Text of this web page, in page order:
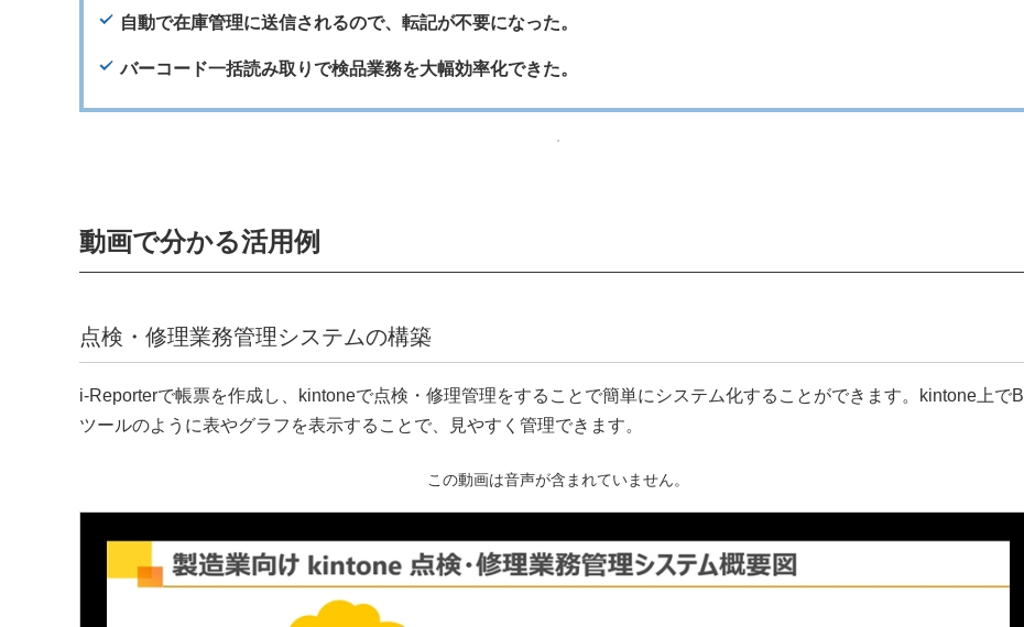
自動で在庫管理に送信されるので、転記が不要になった。
バーコード一括読み取りで検品業務を大幅効率化できた。
動画で分かる活用例
点検・修理業務管理システムの構築
i-Reporterで帳票を作成し、kintoneで点検・修理管理をすることで簡単にシステム化することができます。kintone上でBI
ツールのように表やグラフを表示することで、見やすく管理できます。
この動画は音声が含まれていません。